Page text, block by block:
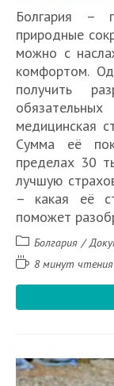
Болгария –
природные
можно с
комфортом.
получить
медицинская
Сумма её
пределах 30
лучшую
– какая её
поможет
Рубрика
записи:
Болгария /
Время8 минут чтения